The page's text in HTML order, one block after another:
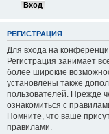
РЕГИСТРАЦИЯ
Для входа на
Регистрация занимает
более широкие
установлены также
пользователей. Прежде
ознакомиться с
Помните, что ваше
правилами.